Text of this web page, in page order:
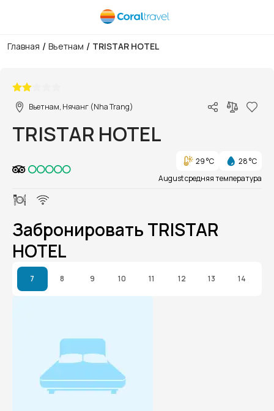
Главная / Вьетнам / TRISTAR HOTEL
Вьетнам, Нячанг (Nha Trang)
TRISTAR HOTEL
29 °C
28 °C
August средняя температура
Забронировать TRISTAR
HOTEL
7 8 9 10 11 12 13 14